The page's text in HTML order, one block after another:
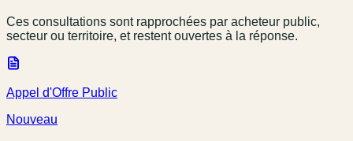
Ces consultations sont rapprochées par acheteur public,
secteur ou territoire, et restent ouvertes à la réponse.
Appel d'Offre Public
Nouveau